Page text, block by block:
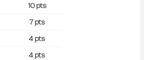
10 pts
7 pts
4 pts
4 pts